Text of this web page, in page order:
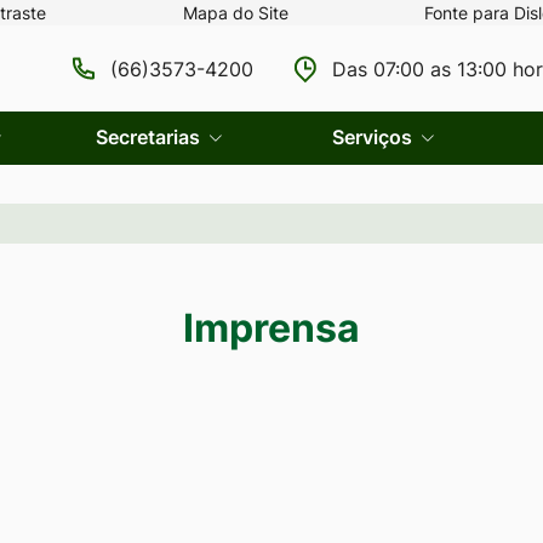
Mapa do Site Fonte para
(66)3573-4200 Das 07:00 as 13:00
Secretarias Serviços
Imprensa